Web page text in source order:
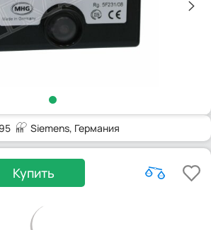
Siemens, Германия
Купить